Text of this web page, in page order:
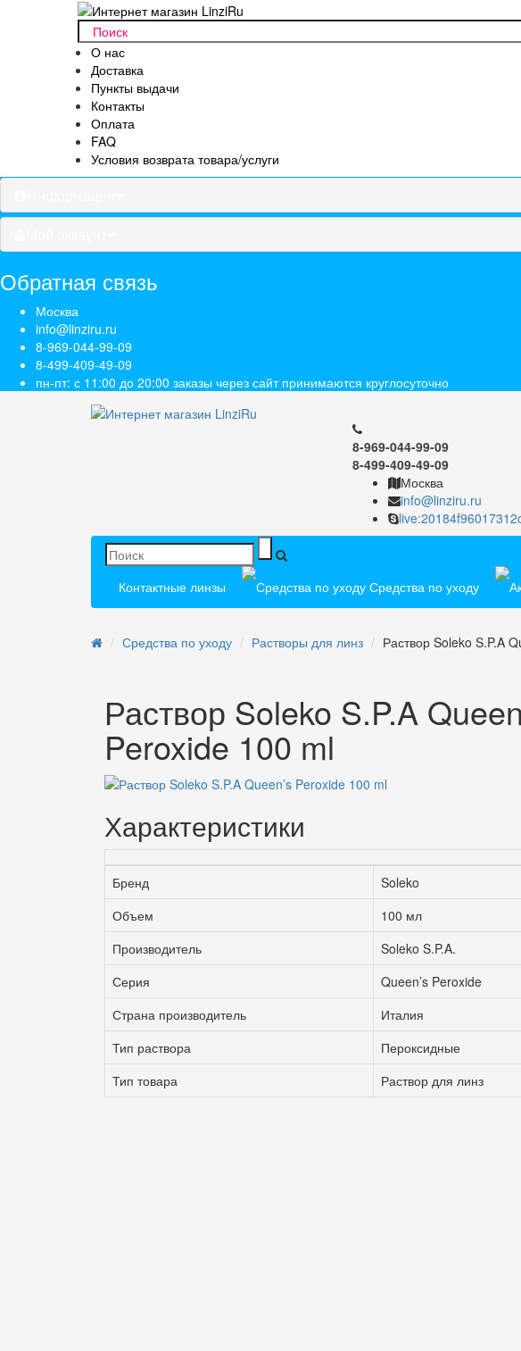
О нас
Доставка
Пункты выдачи
Контакты
Оплата
FAQ
Условия возврата товара/услуги
Обратная связь
Москва
info@linziru.ru
8-969-044-99-09
8-499-409-49-09
пн-пт: с 11:00 до 20:00 заказы через сайт принимаются круглосуточно
8-969-044-99-09
8-499-409-49-09
Москва
info@linziru.ru
Контактные линзы Средства по уходу
Средства по уходу Растворы для линз Раствор Soleko S.P.A
Раствор Soleko S.P.A
Peroxide 100 ml
Характеристики
Бренд
Soleko
Объем
100 мл
Производитель
Soleko S.P.A.
Серия
Queen’s Peroxide
Страна производитель
Италия
Тип раствора
Пероксидные
Тип товара
Раствор для линз